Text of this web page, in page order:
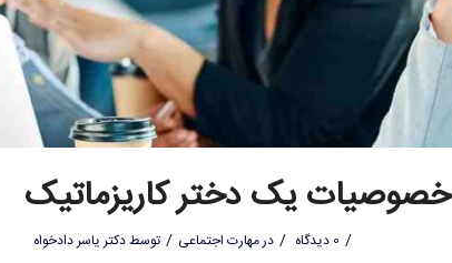
خصوصیات یک دختر کاریزماتیک
/ 0 دیدگاه / درمهارت اجتماعی / توسطدکتر یاسر دادخواه